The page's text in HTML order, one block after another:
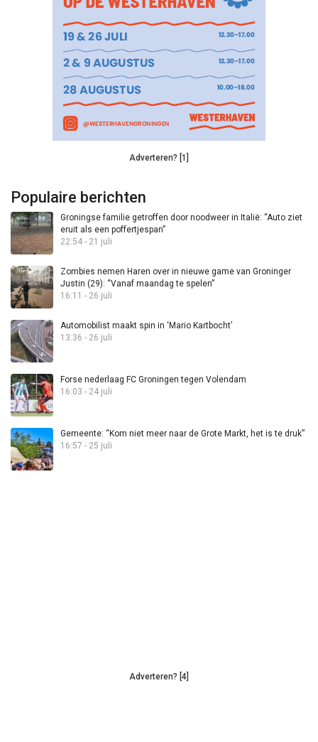
Adverteren? [1]
Populaire berichten
Groningse familie getroffen door noodweer in Italië: “Auto ziet
eruit als een poffertjespan”
22:54 - 21 juli
Zombies nemen Haren over in nieuwe game van Groninger
Justin (29): “Vanaf maandag te spelen”
16:11 - 26 juli
Automobilist maakt spin in ‘Mario Kartbocht’
13:36 - 26 juli
Forse nederlaag FC Groningen tegen Volendam
16:03 - 24 juli
Gemeente: “Kom niet meer naar de Grote Markt, het is te druk”
16:57 - 25 juli
Adverteren? [4]